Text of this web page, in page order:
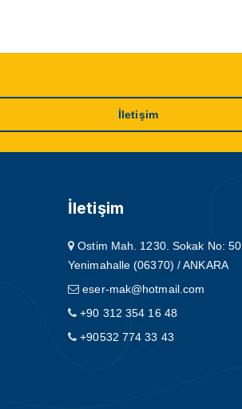
İletişim
İletişim
Ostim Mah. 1230. Sokak No: 50
Yenimahalle (06370) / ANKARA
eser-mak@hotmail.com
+90 312 354 16 48
+90532 774 33 43